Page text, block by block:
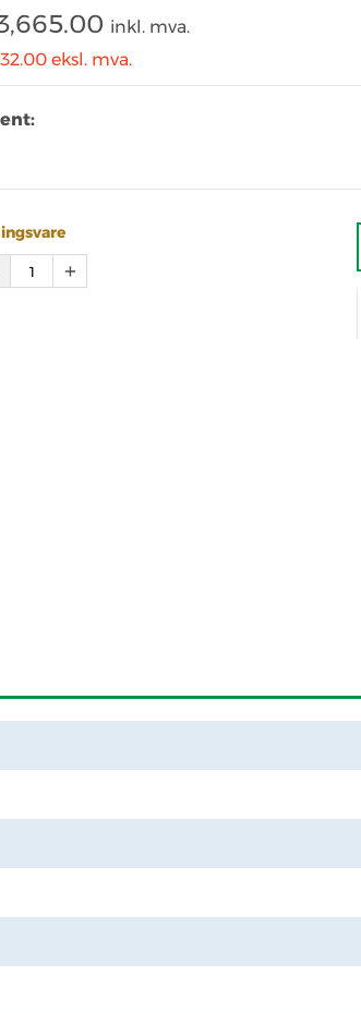
inkl. mva.
eksl. mva.